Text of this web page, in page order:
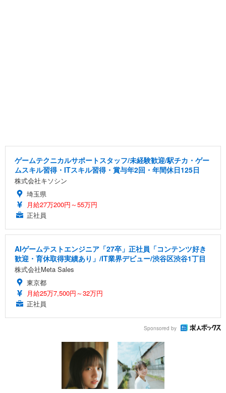
ゲームテクニカルサポートスタッフ/未経験歓迎/駅チカ・ゲー
ムスキル習得・ITスキル習得・賞与年2回・年間休日125日
株式会社キソシン
埼玉県
月給27万200円～55万円
正社員
AIゲームテストエンジニア「27卒」正社員「コンテンツ好き
歓迎・育休取得実績あり」/IT業界デビュー/渋谷区渋谷1丁目
株式会社Meta Sales
東京都
月給25万7,500円～32万円
正社員
Sponsored by